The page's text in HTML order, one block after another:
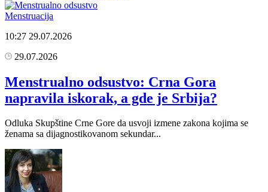
Menstruacija
10:27 29.07.2026
29.07.2026
Menstrualno odsustvo: Crna Gora
napravila iskorak, a gde je Srbija?
Odluka Skupštine Crne Gore da usvoji izmene zakona kojima se
ženama sa dijagnostikovanom sekundar...